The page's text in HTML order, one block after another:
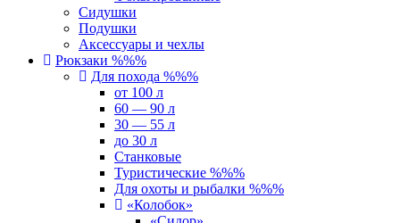
Сидушки
Подушки
Аксессуары и чехлы
Рюкзаки %%%
Для похода %%%
от 100 л
60 — 90 л
30 — 55 л
до 30 л
Станковые
Туристические %%%
Для охоты и рыбалки %%%
«Колобок»